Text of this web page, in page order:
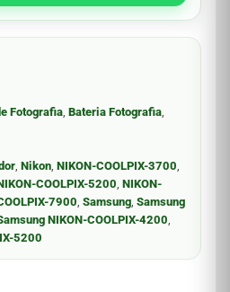
Fotografia, Bateria Fotografia,
, Nikon, NIKON-COOLPIX-3700,
COOLPIX-5200, NIKON-
7900, Samsung, Samsung
NIKON-COOLPIX-4200,
5200